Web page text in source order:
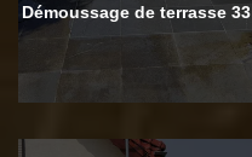
Démoussage de terrasse 33